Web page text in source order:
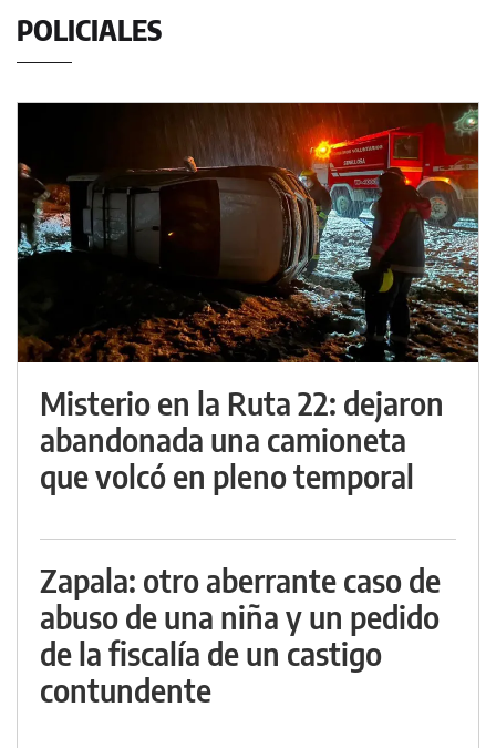
POLICIALES
Misterio en la Ruta 22: dejaron
abandonada una camioneta
que volcó en pleno temporal
Zapala: otro aberrante caso de
abuso de una niña y un pedido
de la fiscalía de un castigo
contundente